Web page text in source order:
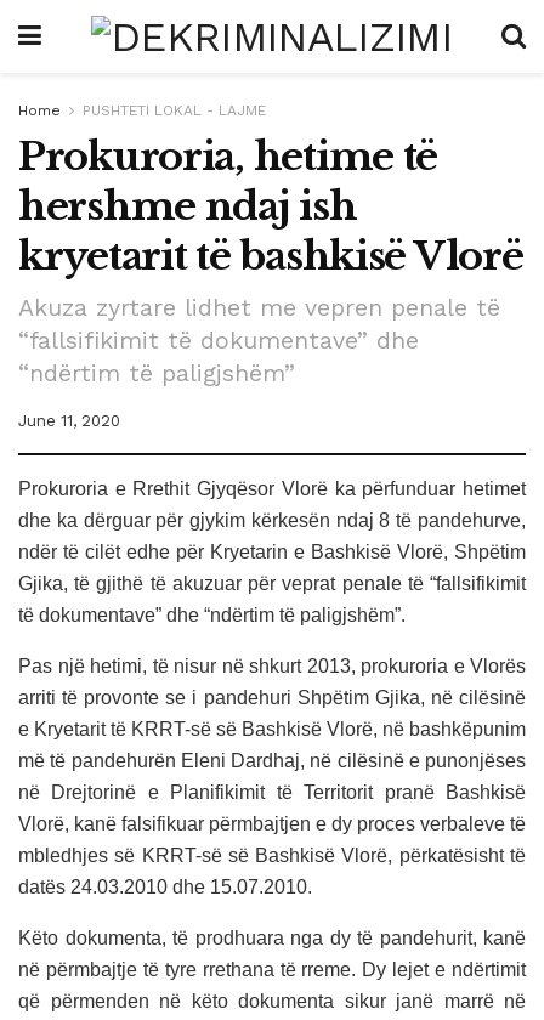
Home PUSHTETI LOKAL - LAJME
Prokuroria, hetime të
hershme ndaj ish
kryetarit të bashkisë Vlorë
Akuza zyrtare lidhet me vepren penale të
“fallsifikimit të dokumentave” dhe
“ndërtim të paligjshëm”
June 11, 2020
Prokuroria e Rrethit Gjyqësor Vlorë ka përfunduar hetimet
dhe ka dërguar për gjykim kërkesën ndaj 8 të pandehurve,
ndër të cilët edhe për Kryetarin e Bashkisë Vlorë, Shpëtim
Gjika, të gjithë të akuzuar për veprat penale të “fallsifikimit
të dokumentave” dhe “ndërtim të paligjshëm”.
Pas një hetimi, të nisur në shkurt 2013, prokuroria e Vlorës
arriti të provonte se i pandehuri Shpëtim Gjika, në cilësinë
e Kryetarit të KRRT-së së Bashkisë Vlorë, në bashkëpunim
më të pandehurën Eleni Dardhaj, në cilësinë e punonjëses
në Drejtorinë e Planifikimit të Territorit pranë Bashkisë
Vlorë, kanë falsifikuar përmbajtjen e dy proces verbaleve të
mbledhjes së KRRT-së së Bashkisë Vlorë, përkatësisht të
datës 24.03.2010 dhe 15.07.2010.
Këto dokumenta, të prodhuara nga dy të pandehurit, kanë
në përmbajtje të tyre rrethana të rreme. Dy lejet e ndërtimit
që përmenden në këto dokumenta sikur janë marrë në